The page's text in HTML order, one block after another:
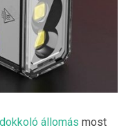
állomás most